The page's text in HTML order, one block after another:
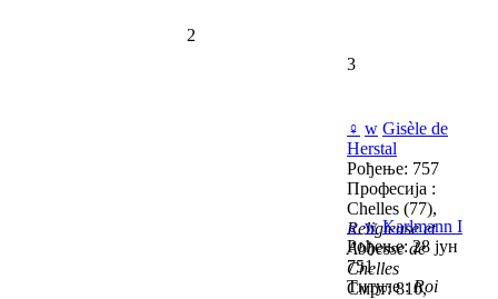
2
3
♀ w Gisèle de
Herstal
Рођење: 757
Професија :
Chelles (77),
Religieuse et
Abbesse de
Chelles
Смрт: 810,
♂ w Karlmann I
Рођење: 28 јун
751
Титуле :Roi